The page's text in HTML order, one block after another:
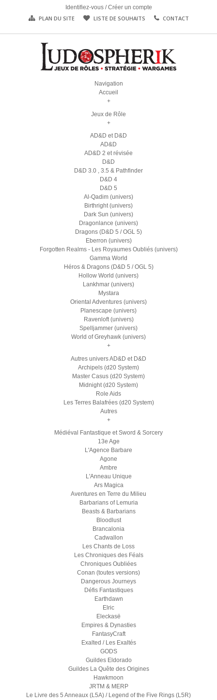
Identifiez-vous /Créer un compte
PLAN DU SITE LISTE DE SOUHAITS CONTACT
Navigation
Accueil
+
Jeux de Rôle
+
AD&D et D&D
AD&D
AD&D 2 et révisée
D&D
D&D 3.0 , 3.5 & Pathfinder
D&D 4
D&D 5
Al-Qadim (univers)
Birthright (univers)
Dark Sun (univers)
Dragonlance (univers)
Dragons (D&D 5 / OGL 5)
Eberron (univers)
Forgotten Realms - Les Royaumes Oubliés (univers)
Gamma World
Héros & Dragons (D&D 5 / OGL 5)
Hollow World (univers)
Lankhmar (univers)
Mystara
Oriental Adventures (univers)
Planescape (univers)
Ravenloft (univers)
Spelljammer (univers)
World of Greyhawk (univers)
+
Autres univers AD&D et D&D
Archipels (d20 System)
Master Casus (d20 System)
Midnight (d20 System)
Role Aids
Les Terres Balafrées (d20 System)
Autres
+
Médiéval Fantastique et Sword & Sorcery
13e Age
L'Agence Barbare
Agone
Ambre
L'Anneau Unique
Ars Magica
Aventures en Terre du Milieu
Barbarians of Lemuria
Beasts & Barbarians
Bloodlust
Brancalonia
Cadwallon
Les Chants de Loss
Les Chroniques des Féals
Chroniques Oubliées
Conan (toutes versions)
Dangerous Journeys
Défis Fantastiques
Earthdawn
Elric
Eleckasë
Empires & Dynasties
FantasyCraft
Exalted / Les Exaltés
GODS
Guildes Eldorado
Guildes La Quête des Origines
Hawkmoon
JRTM & MERP
Le Livre des 5 Anneaux (L5A) / Legend of the Five Rings (L5R)